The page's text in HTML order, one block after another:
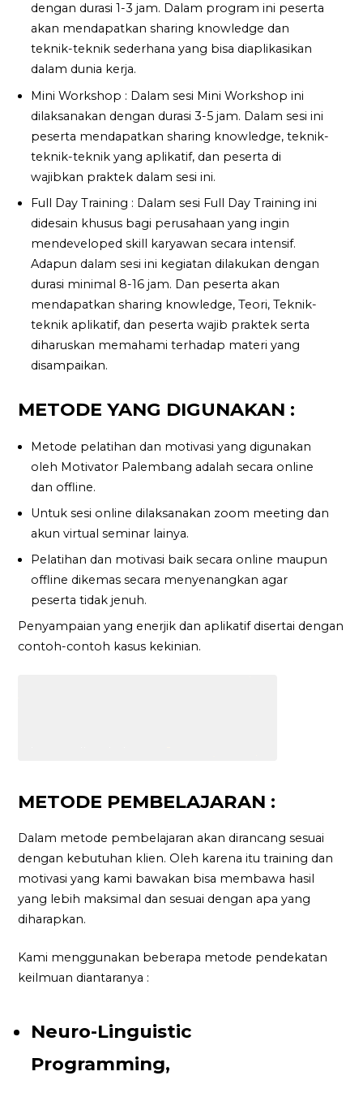
dengan durasi 1-3 jam. Dalam program ini peserta
akan mendapatkan sharing knowledge dan
teknik-teknik sederhana yang bisa diaplikasikan
dalam dunia kerja.
Mini Workshop : Dalam sesi Mini Workshop ini
dilaksanakan dengan durasi 3-5 jam. Dalam sesi ini
peserta mendapatkan sharing knowledge, teknik-
teknik-teknik yang aplikatif, dan peserta di
wajibkan praktek dalam sesi ini.
Full Day Training : Dalam sesi Full Day Training ini
didesain khusus bagi perusahaan yang ingin
mendeveloped skill karyawan secara intensif.
Adapun dalam sesi ini kegiatan dilakukan dengan
durasi minimal 8-16 jam. Dan peserta akan
mendapatkan sharing knowledge, Teori, Teknik-
teknik aplikatif, dan peserta wajib praktek serta
diharuskan memahami terhadap materi yang
disampaikan.
METODE YANG DIGUNAKAN :
Metode pelatihan dan motivasi yang digunakan
oleh Motivator Palembang adalah secara online
dan offline.
Untuk sesi online dilaksanakan zoom meeting dan
akun virtual seminar lainya.
Pelatihan dan motivasi baik secara online maupun
offline dikemas secara menyenangkan agar
peserta tidak jenuh.
Penyampaian yang enerjik dan aplikatif disertai dengan
contoh-contoh kasus kekinian.
METODE PEMBELAJARAN :
Dalam metode pembelajaran akan dirancang sesuai
dengan kebutuhan klien. Oleh karena itu training dan
motivasi yang kami bawakan bisa membawa hasil
yang lebih maksimal dan sesuai dengan apa yang
diharapkan.
Kami menggunakan beberapa metode pendekatan
keilmuan diantaranya :
Neuro-Linguistic
Programming,